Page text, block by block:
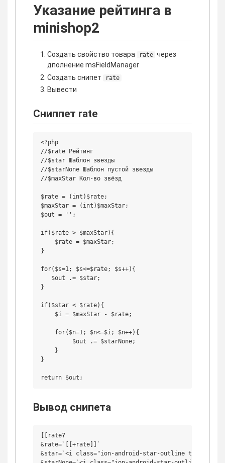
Указание рейтинга в
minishop2
Создать свойство товара rate через
дполнение msFieldManager
Создать снипет
rate
Вывести
Сниппет rate
<?php
//$rate Рейтинг
//$star Шаблон звезды
//$starNone Шаблон пустой звезды
//$maxStar Кол-во звёзд
$rate = (int)$rate;
$maxStar = (int)$maxStar;
$out = '';
if($rate > $maxStar){
    $rate = $maxStar;
}
for($s=1; $s<=$rate; $s++){
   $out .= $star;
}
if($star < $rate){
    $i = $maxStar - $rate;
    for($n=1; $n<=$i; $n++){
         $out .= $starNone;
    }
}
Вывод снипета
[[rate?
&rate=`[[+rate]]`
&star=`<i class="ion-android-star-outline theme-